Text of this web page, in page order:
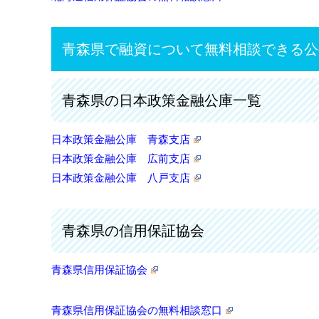
青森県で融資について無料相談できる
青森県の日本政策金融公庫一覧
日本政策金融公庫 青森支店
日本政策金融公庫 広前支店
日本政策金融公庫 八戸支店
青森県の信用保証協会
青森県信用保証協会
青森県信用保証協会の無料相談窓口